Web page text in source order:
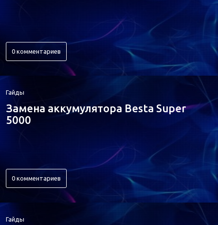
0 комментариев
Гайды
Замена аккумулятора Besta Super
5000
0 комментариев
Гайды